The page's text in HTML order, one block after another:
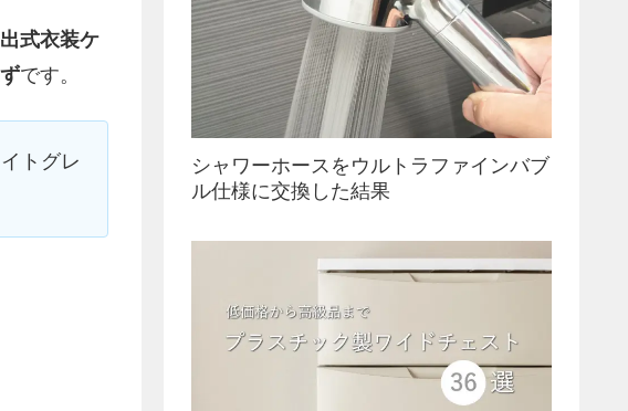
式衣装ケ
です。
トグレ
シャワーホースをウルトラファインバブ
ル仕様に交換した結果